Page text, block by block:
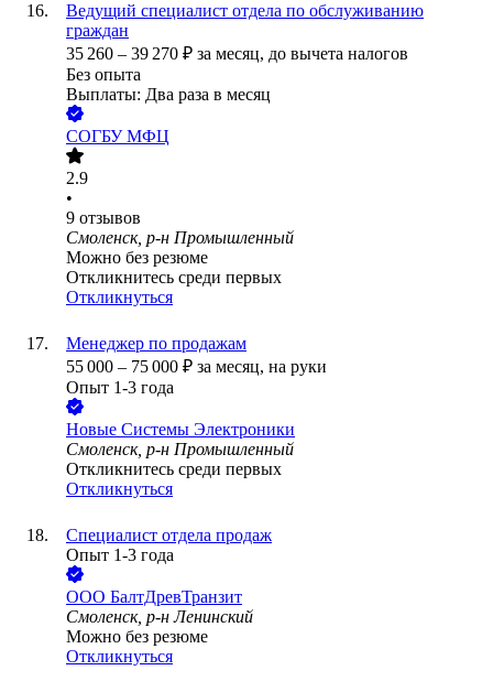
Ведущий специалист отдела по обслуживанию
граждан
35 260 – 39 270 ₽ за месяц, до вычета налогов
Без опыта
Выплаты: Два раза в месяц
СОГБУ МФЦ
2.9
•
9 отзывов
Смоленск, р-н Промышленный
Можно без резюме
Откликнитесь среди первых
Откликнуться
Менеджер по продажам
55 000 – 75 000 ₽ за месяц, на руки
Опыт 1-3 года
Новые Системы Электроники
Смоленск, р-н Промышленный
Откликнитесь среди первых
Откликнуться
Специалист отдела продаж
Опыт 1-3 года
ООО БалтДревТранзит
Смоленск, р-н Ленинский
Можно без резюме
Откликнуться